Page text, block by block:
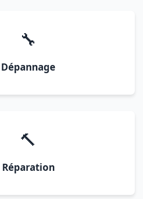
🔧
Dépannage
🔨
Réparation